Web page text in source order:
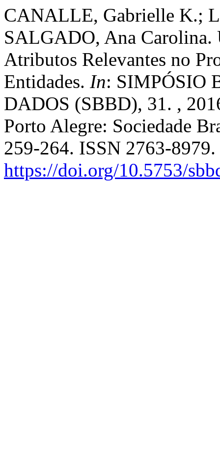
CANALLE, Gabrielle K.;
SALGADO, Ana Carolina.
Atributos Relevantes no
Entidades. In: SIMPÓSIO
DADOS (SBBD), 31. ,
Porto Alegre: Sociedade
259-264. ISSN 2763-
https://doi.org/10.5753/